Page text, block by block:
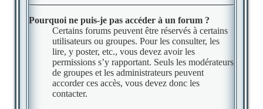
Pourquoi ne puis-je pas accéder à un forum ?
Certains forums peuvent être réservés à certains
utilisateurs ou groupes. Pour les consulter, les
lire, y poster, etc., vous devez avoir les
permissions s’y rapportant. Seuls les modérateurs
de groupes et les administrateurs peuvent
accorder ces accès, vous devez donc les
contacter.